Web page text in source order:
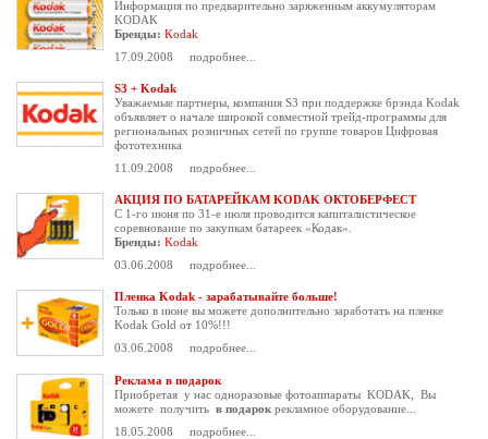
Информация по предварительно заряженным аккумуляторам
KODAK
Бренды: Kodak
17.09.2008
подробнее...
S3 + Kodak
Уважаемые партнеры, компания S3 при поддержке брэнда Kodak
объявляет о начале широкой совместной трейд-программы для
региональных розничных сетей по группе товаров Цифровая
фототехника
11.09.2008
подробнее...
АКЦИЯ ПО БАТАРЕЙКАМ KODAK ОКТОБЕРФЕСТ
С 1-го июня по 31-е июля проводится капиталистическое
соревнование по закупкам батареек «Кодак».
Бренды: Kodak
03.06.2008
подробнее...
Пленка Kodak - зарабатывайте больше!
Только в июне вы можете дополнительно заработать на пленке
Kodak Gold от 10%!!!
03.06.2008
подробнее...
Реклама в подарок
Приобретая у нас одноразовые фотоаппараты KODAK, Вы
можете получить в подарок рекламное оборудование...
18.05.2008
подробнее...